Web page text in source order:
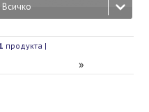
Всичко
продукта |
»